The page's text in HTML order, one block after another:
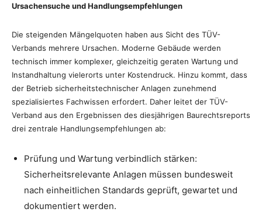
Ursachensuche und Handlungsempfehlungen
Die steigenden Mängelquoten haben aus Sicht des TÜV-
Verbands mehrere Ursachen. Moderne Gebäude werden
technisch immer komplexer, gleichzeitig geraten Wartung und
Instandhaltung vielerorts unter Kostendruck. Hinzu kommt, dass
der Betrieb sicherheitstechnischer Anlagen zunehmend
spezialisiertes Fachwissen erfordert. Daher leitet der TÜV-
Verband aus den Ergebnissen des diesjährigen Baurechtsreports
drei zentrale Handlungsempfehlungen ab:
Prüfung und Wartung verbindlich stärken:
Sicherheitsrelevante Anlagen müssen bundesweit
nach einheitlichen Standards geprüft, gewartet und
dokumentiert werden.